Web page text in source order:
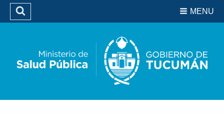
Biblioteca
MENU
Buscar